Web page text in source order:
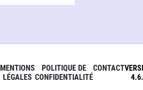
MENTIONS
LÉGALES
POLITIQUE DE
CONFIDENTIALITÉ
CONTACT